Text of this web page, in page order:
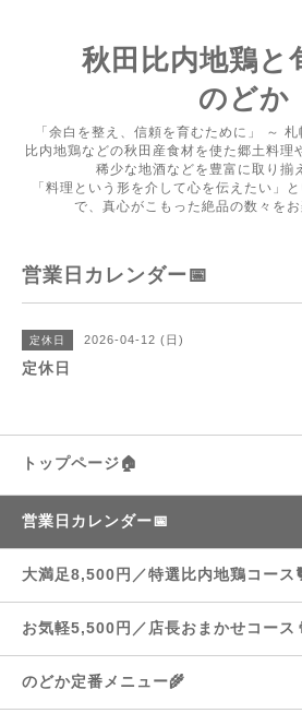
秋田比内地鶏と
のどか
「余白を整え、信頼を育むために」 ～
比内地鶏などの秋田産食材を使た郷土料理
稀少な地酒などを豊富に取り揃
「料理という形を介して心を伝えたい」
で、真心がこもった絶品の数々をお
営業日カレンダー📅
定休日 2026-04-12 (日)
定休日
トップページ🏠
営業日カレンダー📅
大満足8,500円／特選比内地鶏コース
お気軽5,500円／店長おまかせコース
のどか定番メニュー🌾